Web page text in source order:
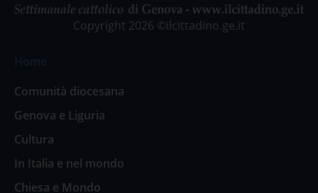
Copyright 2026 ©ilcittadino.ge.it
Comunità diocesana
Genova e Liguria
Cultura
In Italia e nel mondo
Chiesa e Mondo